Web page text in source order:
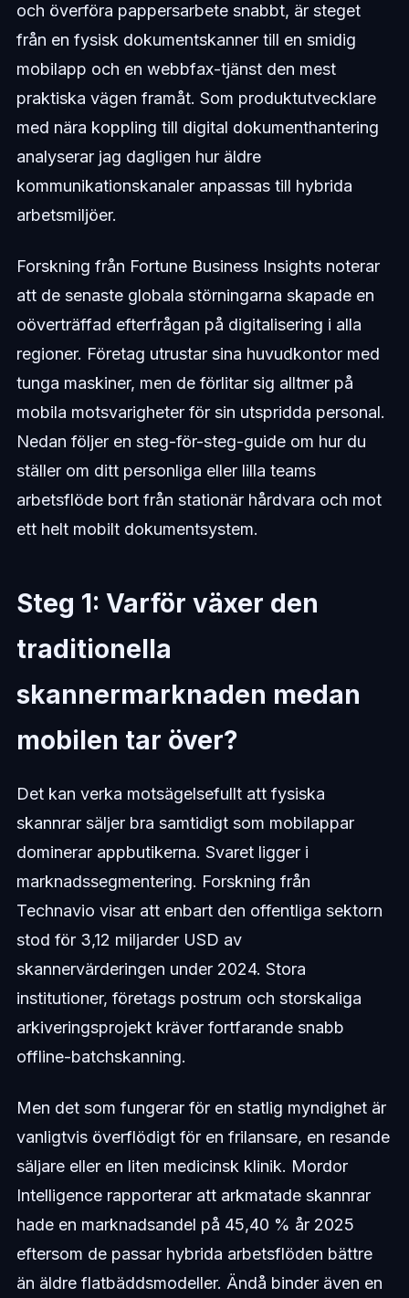
och överföra pappersarbete snabbt, är steget
från en fysisk dokumentskanner till en smidig
mobilapp och en webbfax-tjänst den mest
praktiska vägen framåt. Som produktutvecklare
med nära koppling till digital dokumenthantering
analyserar jag dagligen hur äldre
kommunikationskanaler anpassas till hybrida
arbetsmiljöer.
Forskning från Fortune Business Insights noterar
att de senaste globala störningarna skapade en
oöverträffad efterfrågan på digitalisering i alla
regioner. Företag utrustar sina huvudkontor med
tunga maskiner, men de förlitar sig alltmer på
mobila motsvarigheter för sin utspridda personal.
Nedan följer en steg-för-steg-guide om hur du
ställer om ditt personliga eller lilla teams
arbetsflöde bort från stationär hårdvara och mot
ett helt mobilt dokumentsystem.
Steg 1: Varför växer den
traditionella
skannermarknaden medan
mobilen tar över?
Det kan verka motsägelsefullt att fysiska
skannrar säljer bra samtidigt som mobilappar
dominerar appbutikerna. Svaret ligger i
marknadssegmentering. Forskning från
Technavio visar att enbart den offentliga sektorn
stod för 3,12 miljarder USD av
skannervärderingen under 2024. Stora
institutioner, företags postrum och storskaliga
arkiveringsprojekt kräver fortfarande snabb
offline-batchskanning.
Men det som fungerar för en statlig myndighet är
vanligtvis överflödigt för en frilansare, en resande
säljare eller en liten medicinsk klinik. Mordor
Intelligence rapporterar att arkmatade skannrar
hade en marknadsandel på 45,40 % år 2025
eftersom de passar hybrida arbetsflöden bättre
än äldre flatbäddsmodeller. Ändå binder även en